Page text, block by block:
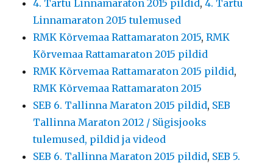
4. Tartu Linnamaraton 2015 pildid,4. Tartu
Linnamaraton 2015 tulemused
RMK Kõrvemaa Rattamaraton 2015,RMK
Kõrvemaa Rattamaraton 2015 pildid
RMK Kõrvemaa Rattamaraton 2015 pildid,
RMK Kõrvemaa Rattamaraton 2015
SEB 6. Tallinna Maraton 2015 pildid, SEB
Tallinna Maraton 2012 / Sügisjooks
tulemused, pildid ja videod
SEB 6. Tallinna Maraton 2015 pildid, SEB 5.